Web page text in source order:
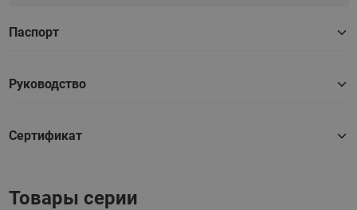
Паспорт
Руководство
Сертификат
Товары серии